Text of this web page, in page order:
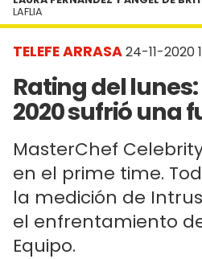
TELEFE ARRASA24-11-2020
Rating del
2020 sufrió una
MasterChef
en el prime time.
la medición de
el enfrentamiento
Equipo.
LAFLIA